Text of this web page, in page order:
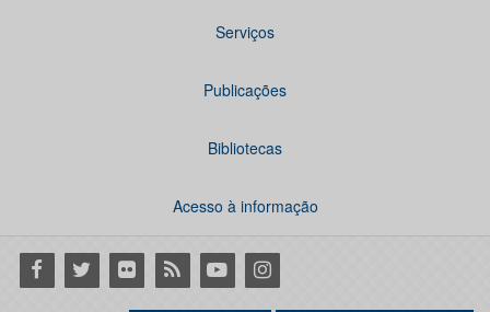
Serviços
Publicações
Bibliotecas
Acesso à informação
Facebook
Twitter Flickr RSS YoutubeInstagram